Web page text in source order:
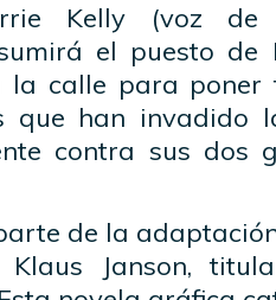
Kelly (voz de
el puesto de
la calle para
que han invadido
contra sus dos
de la
Janson,